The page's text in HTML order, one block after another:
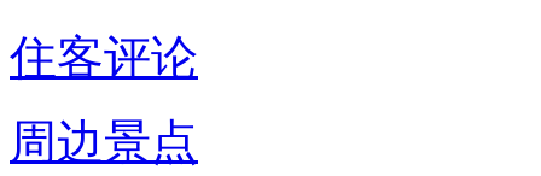
住客评论
周边景点